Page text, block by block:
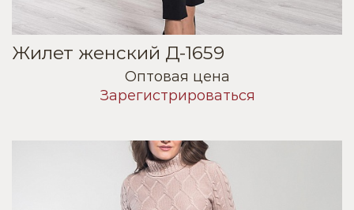
Жилет женский Д-1659
Оптовая цена
Зарегистрироваться